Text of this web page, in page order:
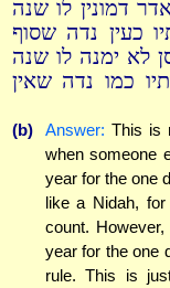
דמונין לו שנה
כעין נדה שסוף
לא ימנה לו שנה
כמו נדה שאין
(b) Answer: This is
when someone
year for the one
like a Nidah,
count.
year for the one
rule. This is